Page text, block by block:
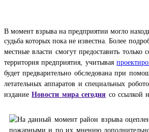
В момент взрыва на предприятии могло
судьба которых пока не известна. Более
местные власти смогут предоставить только
территория предприятия, учитывая
будет предварительно обследована при
летательных аппаратов и специальных
изданиеНовости мира сегодня со ссылкой